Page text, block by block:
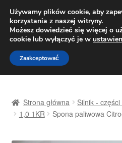
DOSTAWA
Pn.-pt. 9:00-
Przejdź
do
nawigacji
Przejdź
do
treści
Dostawa
Strona główna Silnik -
1,0 1KR
Spona paliwowa
Używamy plików cookie, aby
korzystania z naszej witryny.
Możesz dowiedzieć się więcej o
cookie lub wyłączyć je w
Zaakceptować